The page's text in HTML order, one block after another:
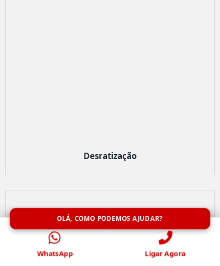
Desratização
OLÁ, COMO PODEMOS AJUDAR?
WhatsApp Ligar Agora